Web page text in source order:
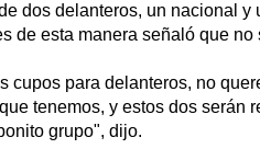
dos delanteros, un nacional
de esta manera señaló que no
cupos para delanteros, no
tenemos, y estos dos serán
grupo", dijo.